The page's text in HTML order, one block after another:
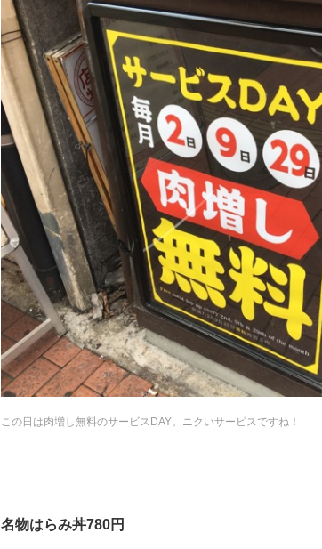
この日は肉増し無料のサービスDAY。ニクいサービスですね！
名物はらみ丼780円